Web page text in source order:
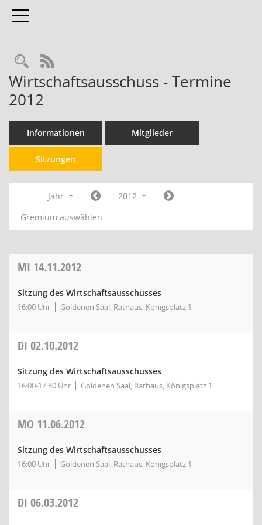
Toggle navigation
RSS-Feed
Wirtschaftsausschuss - Termine
2012
Informationen Mitglieder
Sitzungen
Jahr
2012
Gremium auswählen
MI 14.11.2012
Sitzung des Wirtschaftsausschusses
16:00 Uhr Goldenen Saal, Rathaus, Königsplatz 1
DI 02.10.2012
Sitzung des Wirtschaftsausschusses
16:00-17:30 Uhr Goldenen Saal, Rathaus, Königsplatz 1
MO 11.06.2012
Sitzung des Wirtschaftsausschusses
16:00 Uhr Goldenen Saal, Rathaus, Königsplatz 1
DI 06.03.2012